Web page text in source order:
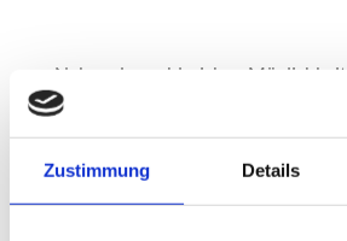
Zustimmung Details
Neben den zahlreichen
Absicherung durch eine
stehen Sie vor der Frage nach der
Versicherungsagentur. Mit uns